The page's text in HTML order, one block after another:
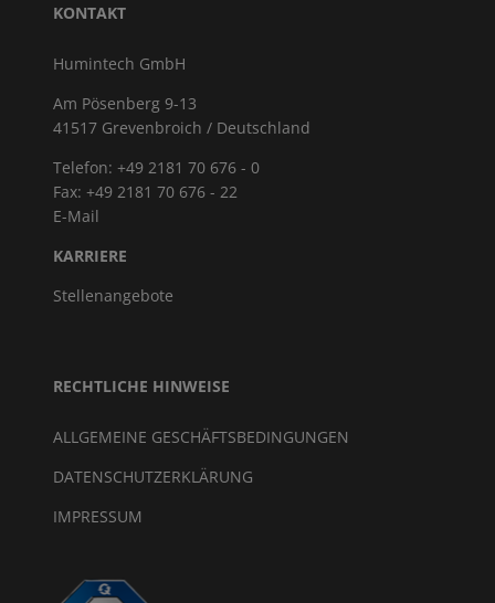
KONTAKT
Humintech GmbH
Am Pösenberg 9-13
41517 Grevenbroich / Deutschland
Telefon: +49 2181 70 676 - 0
Fax: +49 2181 70 676 - 22
E-Mail
KARRIERE
Stellenangebote
RECHTLICHE HINWEISE
ALLGEMEINE GESCHÄFTSBEDINGUNGEN
DATENSCHUTZERKLÄRUNG
IMPRESSUM